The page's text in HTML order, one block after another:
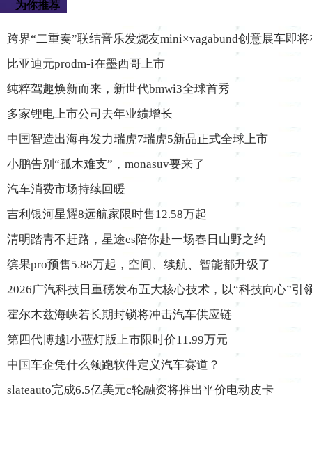
为你推荐
跨界“二重奏”联结音乐发烧友mini×vagabund创意展车即
比亚迪元prodm-i在墨西哥上市
纯粹驾趣焕新而来，新世代bmwi3全球首秀
多家锂电上市公司去年业绩增长
中国智造出海再发力瑞虎7瑞虎5新品正式全球上市
小鹏告别“孤木难支”，monasuv要来了
汽车消费市场持续回暖
吉利银河星耀8远航家限时售12.58万起
清明踏青不赶路，星途es陪你赴一场春日山野之约
缤果pro预售5.88万起，空间、续航、智能都升级了
2026广汽科技日重磅发布五大核心技术，以“科技向心”引
霍尔木兹海峡若长期封锁将冲击汽车供应链
第四代博越l小蓝灯版上市限时价11.99万元
中国车企凭什么领跑软件定义汽车赛道？
slateauto完成6.5亿美元c轮融资将推出平价电动皮卡